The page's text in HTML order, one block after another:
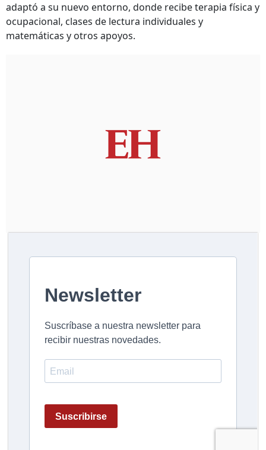
adaptó a su nuevo entorno, donde recibe terapia física y
ocupacional, clases de lectura individuales y
matemáticas y otros apoyos.